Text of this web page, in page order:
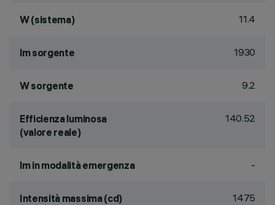
W (sistema) 11.4
lm sorgente 1930
W sorgente 9.2
Efficienza luminosa
(valore reale)
140.52
lm in modalità emergenza -
Intensità massima (cd) 1475